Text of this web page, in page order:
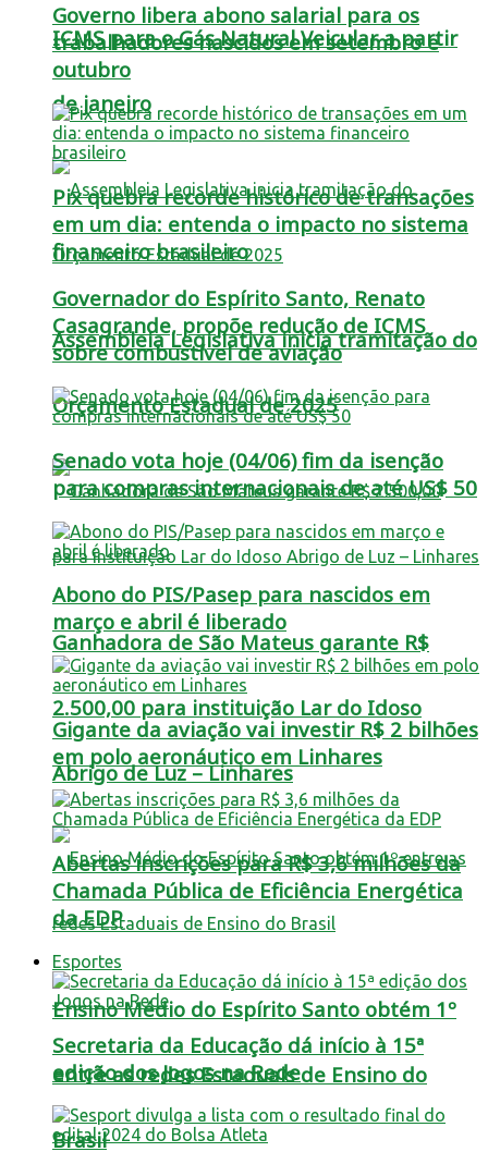
ICMS para o Gás Natural Veicular a partir
de janeiro
Assembleia Legislativa inicia tramitação do
Orçamento Estadual de 2025
Ganhadora de São Mateus garante R$
2.500,00 para instituição Lar do Idoso
Abrigo de Luz – Linhares
Ensino Médio do Espírito Santo obtém 1º
entre as redes Estaduais de Ensino do
Brasil
Governo libera abono salarial para os
trabalhadores nascidos em setembro e
outubro
Pix quebra recorde histórico de transações
em um dia: entenda o impacto no sistema
financeiro brasileiro
Governador do Espírito Santo, Renato
Casagrande, propõe redução de ICMS
sobre combustível de aviação
Senado vota hoje (04/06) fim da isenção
para compras internacionais de até US$ 50
Abono do PIS/Pasep para nascidos em
março e abril é liberado
Gigante da aviação vai investir R$ 2 bilhões
em polo aeronáutico em Linhares
Abertas inscrições para R$ 3,6 milhões da
Chamada Pública de Eficiência Energética
da EDP
Esportes
Secretaria da Educação dá início à 15ª
edição dos Jogos na Rede